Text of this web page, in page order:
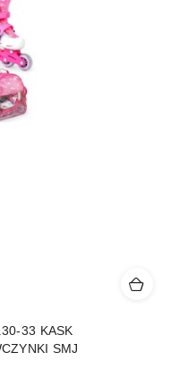
33 KASK
SMJ